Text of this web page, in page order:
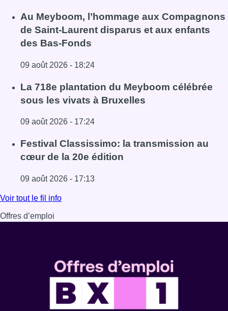
Au Meyboom, l’hommage aux Compagnons
de Saint-Laurent disparus et aux enfants
des Bas-Fonds
09 août 2026 - 18:24
Lire l'article Au Meyboom, l’hommage aux
La 718e plantation du Meyboom célébrée
sous les vivats à Bruxelles
09 août 2026 - 17:24
Lire l'article La 718e plantation du Meyboom célébrée
Festival Classissimo: la transmission au
cœur de la 20e édition
09 août 2026 - 17:13
Lire l'article Festival Classissimo: la transmission au
Voir tout le fil info
Offres d’emploi